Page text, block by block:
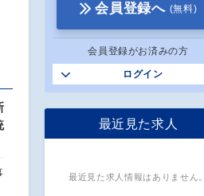
会員登録へ (無料)
会員登録がお済みの方
ログイン
最近見た求人
最近見た求人情報はありません。